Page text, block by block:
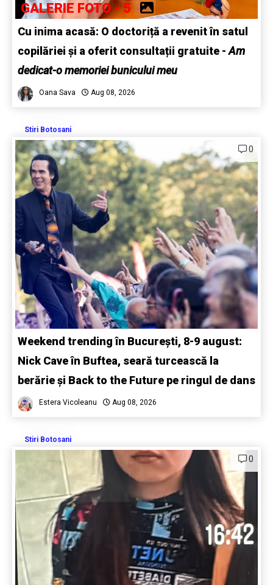
GALERIE FOTO - 5
Cu inima acasă: O doctoriță a revenit în satul
copilăriei și a oferit consultații gratuite -Am
dedicat-o memoriei bunicului meu
Oana Sava Aug 08, 2026
Stiri Botosani
0
Weekend trending în București, 8-9 august:
Nick Cave în Buftea, seară turcească la
berărie și Back to the Future pe ringul de dans
Estera Vicoleanu Aug 08, 2026
Stiri Botosani
0